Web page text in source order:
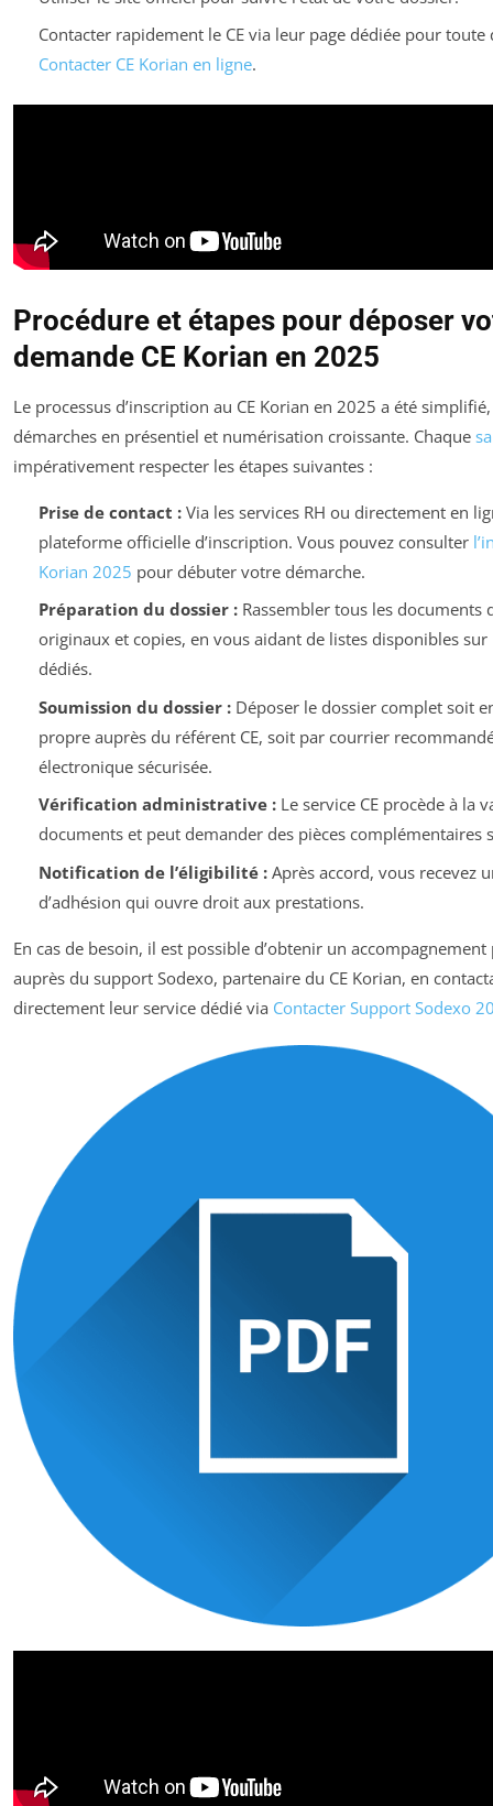
Contacter rapidement le CE via leur page dédiée pour toute
Contacter CE Korian en ligne.
Procédure et étapes pour déposer
demande CE Korian en 2025
Le processus d’inscription au CE Korian en 2025 a été
démarches en présentiel et numérisation croissante. Chaque
impérativement respecter les étapes suivantes :
Prise de contact :Via les services RH ou directement en
plateforme officielle d’inscription. Vous pouvez consulter
Korian 2025 pour débuter votre démarche.
Préparation du dossier :Rassembler tous les documents
originaux et copies, en vous aidant de listes disponibles sur
dédiés.
Soumission du dossier :Déposer le dossier complet soit
propre auprès du référent CE, soit par courrier
électronique sécurisée.
Vérification administrative :Le service CE procède à la
documents et peut demander des pièces complémentaires
Notification de l’éligibilité :Après accord, vous recevez
d’adhésion qui ouvre droit aux prestations.
En cas de besoin, il est possible d’obtenir un
auprès du support Sodexo, partenaire du CE Korian, en
directement leur service dédié via Contacter Support Sodexo